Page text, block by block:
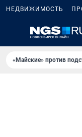
НЕДВИЖИМОСТЬ
«Майские» против